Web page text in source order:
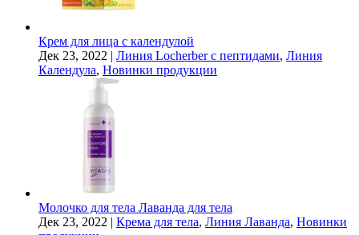
Крем для лица с календулой
Дек 23, 2022 | Линия Locherber с пептидами, Линия
Календула, Новинки продукции
Молочко для тела Лаванда для тела
Дек 23, 2022 | Крема для тела, Линия Лаванда, Новинки